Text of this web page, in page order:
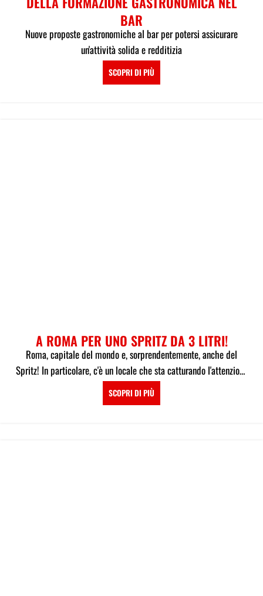
BAR
Nuove proposte gastronomiche al bar per potersi assicurare
un'attività solida e redditizia
SCOPRI DI PIÙ
A ROMA PER UNO SPRITZ DA 3 LITRI!
Roma, capitale del mondo e, sorprendentemente, anche del
Spritz! In particolare, c'è un locale che sta catturando l'attenzione
di tutti...
SCOPRI DI PIÙ